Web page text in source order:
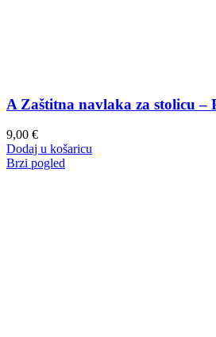
A Zaštitna navlaka za stolicu –
9,00 €
Dodaj u košaricu
Brzi pogled